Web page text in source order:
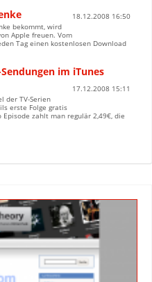
18.12.2008 16:50
bekommt, wird
Apple freuen. Vom
Tag einen kostenlosen Download
im iTunes
17.12.2008 15:11
der TV-Serien
erste Folge gratis
zahlt man regulär 2,49€, die